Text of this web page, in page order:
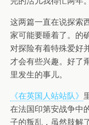
这两篇一直在说探索
家可能要睡着了。的
对探险有着特殊爱好
才会有些兴趣。好了
里发生的事儿。
《在英国人站站队》
在法国印第安战争中
子的叛乱，虽然肢解